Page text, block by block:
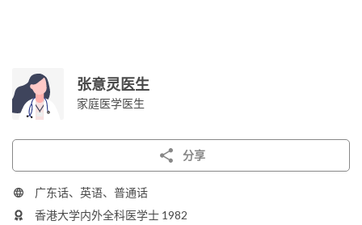
张意灵医生
家庭医学医生
分享
广东话、英语、普通话
香港大学内外全科医学士 1982